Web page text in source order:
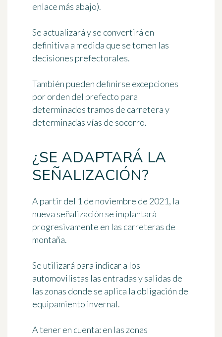
enlace más abajo).
Se actualizará y se convertirá en
definitiva a medida que se tomen las
decisiones prefectorales.
También pueden definirse excepciones
por orden del prefecto para
determinados tramos de carretera y
determinadas vías de socorro.
¿SE ADAPTARÁ LA
SEÑALIZACIÓN?
A partir del 1 de noviembre de 2021, la
nueva señalización se implantará
progresivamente en las carreteras de
montaña.
Se utilizará para indicar a los
automovilistas las entradas y salidas de
las zonas donde se aplica la obligación de
equipamiento invernal.
A tener en cuenta: en las zonas